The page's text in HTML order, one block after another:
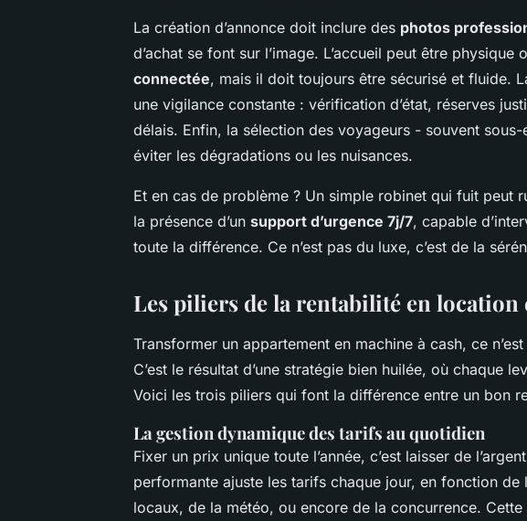
La création d’annonce doit inclure des photos
d’achat se font sur l’image. L’accueil peut être physique
connectée, mais il doit toujours être sécurisé et fluide.
une vigilance constante : vérification d’état, réserves
délais. Enfin, la sélection des voyageurs - souvent
éviter les dégradations ou les nuisances.
Et en cas de problème ? Un simple robinet qui fuit peut
la présence d’un support d’urgence 7j/7, capable
toute la différence. Ce n’est pas du luxe, c’est de la
Les piliers de la rentabilité en location
Transformer un appartement en machine à cash, ce
C’est le résultat d’une stratégie bien huilée, où chaque
Voici les trois piliers qui font la différence entre un bon
La gestion dynamique des tarifs au quotidien
Fixer un prix unique toute l’année, c’est laisser de
performante ajuste les tarifs chaque jour, en fonction de
locaux, de la météo, ou encore de la concurrence. Cette